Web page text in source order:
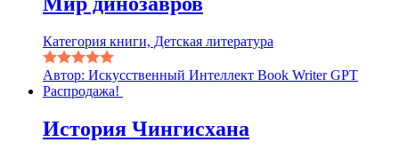
Категория книги, Детская литература
Автор: Искусственный Интеллект Book Writer GPT
Распродажа!
История Чингисхана